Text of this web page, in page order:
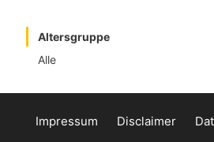
Altersgruppe
Alle
Impressum Disclaimer